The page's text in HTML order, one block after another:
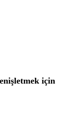
için